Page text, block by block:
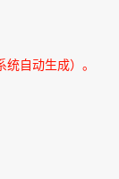
自动生成）。